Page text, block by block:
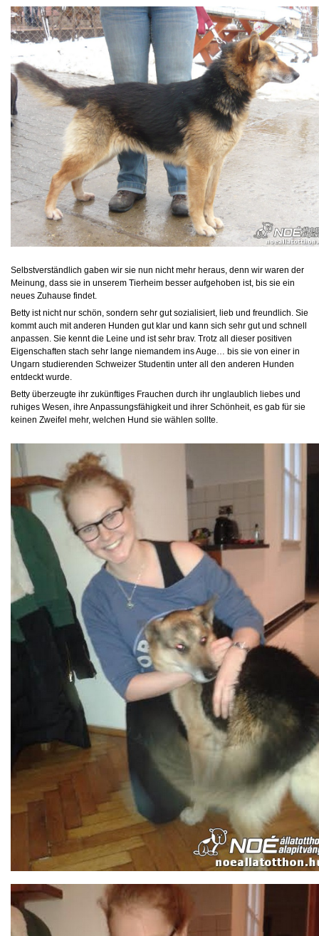
Selbstverständlich gaben wir sie nun nicht mehr heraus, denn wir waren der
Meinung, dass sie in unserem Tierheim besser aufgehoben ist, bis sie ein
neues Zuhause findet.
Betty ist nicht nur schön, sondern sehr gut sozialisiert, lieb und freundlich. Sie
kommt auch mit anderen Hunden gut klar und kann sich sehr gut und schnell
anpassen. Sie kennt die Leine und ist sehr brav. Trotz all dieser positiven
Eigenschaften stach sehr lange niemandem ins Auge… bis sie von einer in
Ungarn studierenden Schweizer Studentin unter all den anderen Hunden
entdeckt wurde.
Betty überzeugte ihr zukünftiges Frauchen durch ihr unglaublich liebes und
ruhiges Wesen, ihre Anpassungsfähigkeit und ihrer Schönheit, es gab für sie
keinen Zweifel mehr, welchen Hund sie wählen sollte.